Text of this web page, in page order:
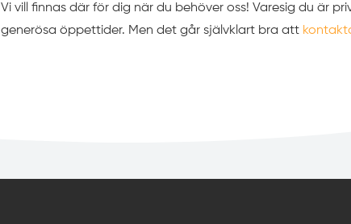
Vi vill finnas där för dig när du behöver oss! Varesig du är
generösa öppettider. Men det går självklart bra att